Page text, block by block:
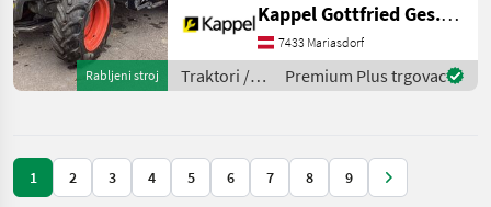
Rabljeni stroj
Betriebsstunden: 5.600 h •
4-Zylinder-Motor • 4 Gang
Lastschaltung - 3 Gruppen •
40 km/h • PowerShutt
Kappel Gottfried Ges.m.b.H.
7433 Mariasdorf
Traktori /
Claas
Premium Plus trgovac
1 2 3 4 5 6 7 8 9